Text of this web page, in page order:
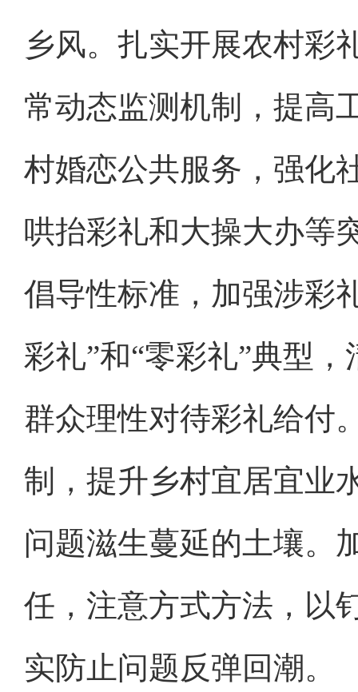
乡风。扎实开展农村彩
常动态监测机制，提高
村婚恋公共服务，强化
哄抬彩礼和大操大办等
倡导性标准，加强涉彩
彩礼”和“零彩礼”典型
群众理性对待彩礼给付
制，提升乡村宜居宜业
问题滋生蔓延的土壤。
任，注意方式方法，以
实防止问题反弹回潮。